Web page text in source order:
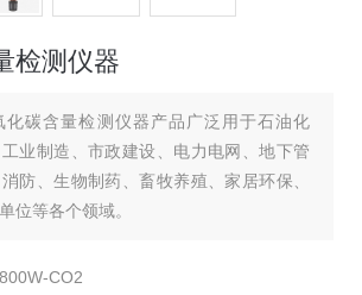
检测仪器
化碳含量检测仪器产品广泛用于石油化
业制造、市政建设、电力电网、地下管
防、生物制药、畜牧养殖、家居环保、
位等各个领域。
CO2